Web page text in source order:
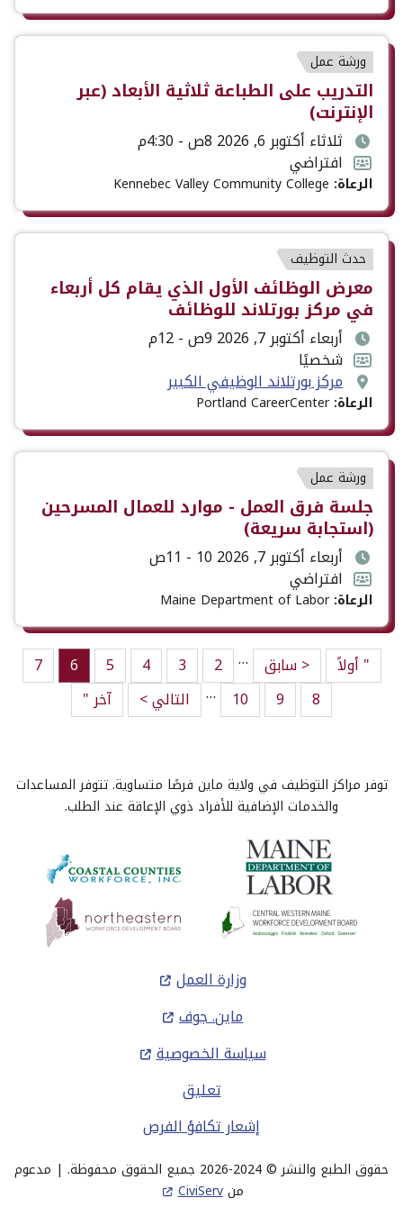
نوع
الحدث
ورشة عمل
عنوان
الحدث
التدريب على الطباعة ثلاثية الأبعاد (عبر
الإنترنت)
تاريخ
ووقت
الحدث
ثلاثاء أكتوبر 6, 2026 8ص - 4:30م
تنسيق
الحدث
افتراضي
الرعاة: Kennebec Valley Community College
نوع
الحدث
حدث التوظيف
عنوان
الحدث
معرض الوظائف الأول الذي يقام كل أربعاء
في مركز بورتلاند للوظائف
تاريخ
ووقت
الحدث
أربعاء أكتوبر 7, 2026 9ص - 12م
تنسيق
الحدث
شخصيًا
مكان
الحدث
مركز بورتلاند الوظيفي الكبير
الرعاة:Portland CareerCenter
نوع
الحدث
ورشة عمل
عنوان
الحدث
جلسة فرق العمل - موارد للعمال المسرحين
(استجابة سريعة)
تاريخ
ووقت
الحدث
أربعاء أكتوبر 7, 2026 10 - 11ص
تنسيق
الحدث
افتراضي
الرعاة:Maine Department of Labor
Pagination
First page
" أولاً Previous page
< سابق … صفحة
2 صفحة
3 صفحة
4 صفحة
5
page
6 صفحة
7
صفحة
8 صفحة
9 صفحة
10
… الصفحة التالية
التالي > Last page
آخر "
توفر مراكز التوظيف في ولاية ماين فرصًا متساوية. تتوفر المساعدات
والخدمات الإضافية للأفراد ذوي الإعاقة عند الطلب.
وزارة العمل
ماين. جوف
سياسة الخصوصية
تعليق
إشعار تكافؤ الفرص
حقوق الطبع والنشر © 2024-2026 جميع الحقوق محفوظة. | مدعوم
منCiviServ